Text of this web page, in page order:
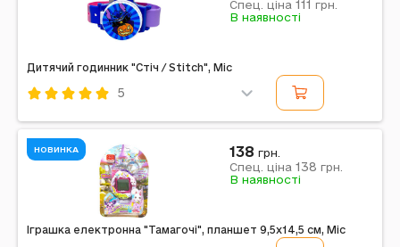
Примітка: Упаковка: Без упаковки | Тип батарейок:
AG13 | Батарейки в комплекті: Є | Вага в упаковці: 15 г
| Габарити в упаковці: 20 x 1,8 x 4 см |...
Дитячий годинник "Стіч / Stitch", Mic
5
Комбінований
Примітка: Упаковка: Без упаковки | Тип батарейок:
AG13 | Батарейки в комплекті: Є | Вага в упаковці: 90
г | Розміри в упаковці: 20 x 3 x 4 см |...
Спец. ціна 111 грн.
В наявності
НОВИНКА
Іграшка електронна "Тамагочі", планшет 9,5x14,5 см, Mic
138 грн.
Спец. ціна 138 грн.
В наявності